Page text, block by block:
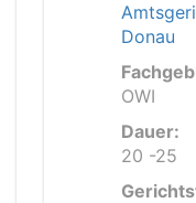
Donau
OWI
Dauer:
20 -25